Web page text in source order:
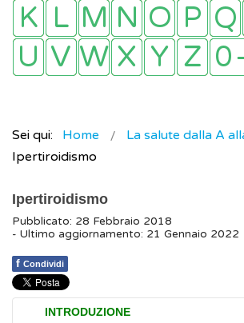
Sei qui: Home La salute dalla A
Ipertiroidismo
Ipertiroidismo
Pubblicato: 28 Febbraio 2018
- Ultimo aggiornamento: 21 Gennaio 2022
f Condividi
INTRODUZIONE